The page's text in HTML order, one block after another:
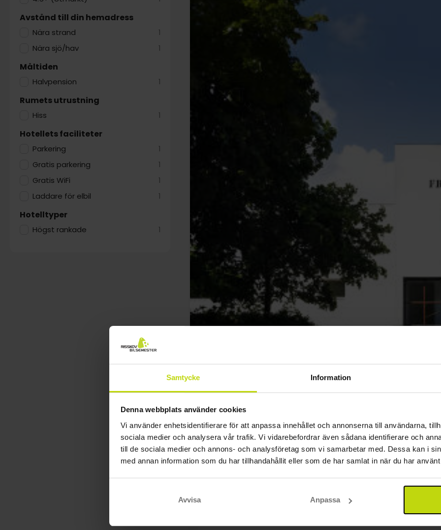
Samtycke Information
Denna webbplats använder cookies
Vi använder enhetsidentifierare för att anpassa innehållet och annonserna till användarna,
sociala medier och analysera vår trafik. Vi vidarebefordrar även sådana identifierare och
till de sociala medier och annons- och analysföretag som vi samarbetar med. Dessa kan i
med annan information som du har tillhandahållit eller som de har samlat in när du har
Avvisa Anpassa
Avstånd till din hemadress
Nära strand 1
Nära sjö/hav 1
Måltiden
Halvpension 1
Rumets utrustning
Hiss 1
Hotellets faciliteter
Parkering 1
Gratis parkering 1
Gratis WiFi 1
Laddare för elbil 1
Hotelltyper
Högst rankade 1